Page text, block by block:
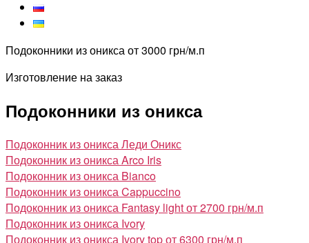
Подоконники из оникса от 3000 грн/м.п
Изготовление на заказ
Подоконники из оникса
Подоконник из оникса Леди Оникс
Подоконник из оникса Arco Iris
Подоконник из оникса Bianco
Подоконник из оникса Cappuccino
Подоконник из оникса Fantasy lightот 2700 грн/м.п
Подоконник из оникса Ivory
Подоконник из оникса Ivory topот 6300 грн/м.п